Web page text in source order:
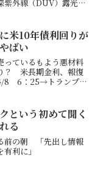
紫外線（DUV）露光装
として報じた→オラン
...米10年債利回りが
ばい
っているもよう悪材料
？ 米長期金利、報復
8 6：25→トランプ
ところ（25年中に9.2
...という初めて聞く
る
前の朝 「先出し情報
利に」